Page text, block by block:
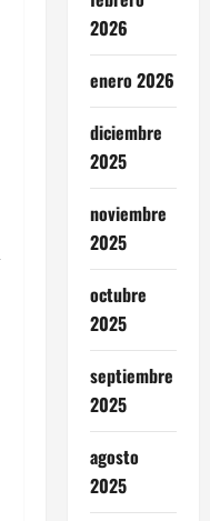
2026
enero 2026
diciembre
2025
noviembre
2025
octubre
2025
septiembre
2025
agosto
2025